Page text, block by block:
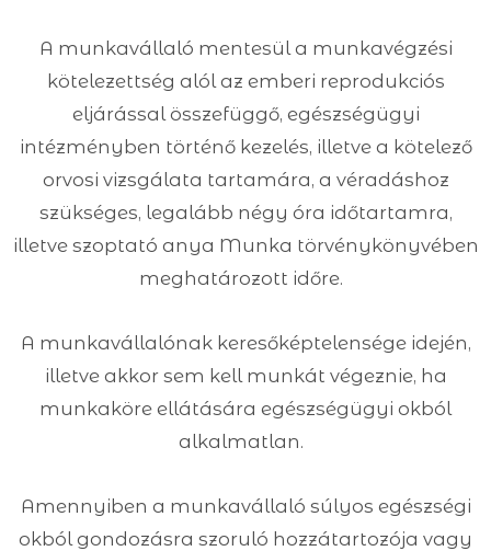
A munkavállaló mentesül a munkavégzési
kötelezettség alól az emberi reprodukciós
eljárással összefüggő, egészségügyi
intézményben történő kezelés, illetve a kötelező
orvosi vizsgálata tartamára, a véradáshoz
szükséges, legalább négy óra időtartamra,
illetve szoptató anya Munka törvénykönyvében
meghatározott időre.
A munkavállalónak keresőképtelensége idején,
illetve akkor sem kell munkát végeznie, ha
munkaköre ellátására egészségügyi okból
alkalmatlan.
Amennyiben a munkavállaló súlyos egészségi
okból gondozásra szoruló hozzátartozója vagy